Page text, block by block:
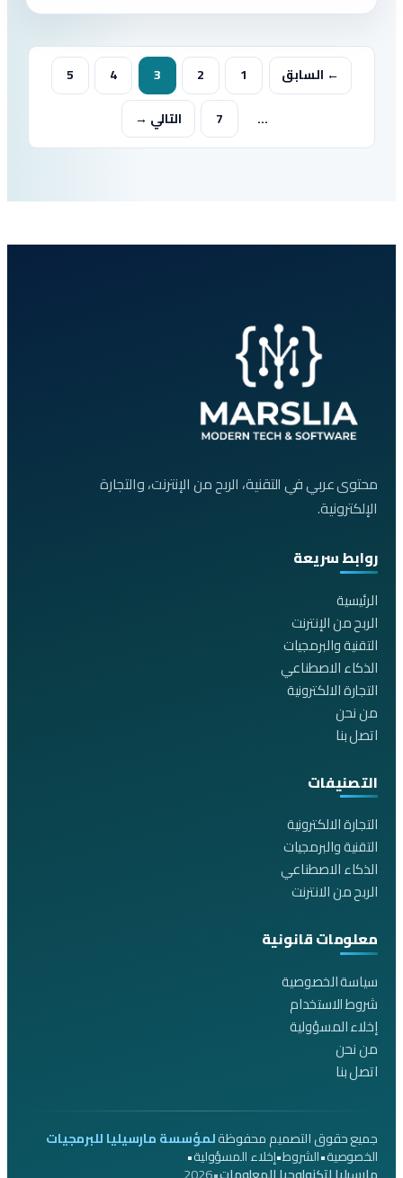
← السابق 1
2
3
4
5
…
7 التالي →
محتوى عربي في التقنية، الربح من الإنترنت، والتجارة
الإلكترونية.
روابط سريعة
الرئيسية
الربح من الإنترنت
التقنية والبرمجيات
الذكاء الاصطناعي
التجارة الالكترونية
من نحن
اتصل بنا
التصنيفات
التجارة الالكترونية
التقنية والبرمجيات
الذكاء الاصطناعي
الربح من الانترنت
معلومات قانونية
سياسة الخصوصية
شروط الاستخدام
إخلاء المسؤولية
من نحن
اتصل بنا
جميع حقوق التصميم محفوظةلمؤسسة مارسيليا للبرمجيات
الخصوصية•الشروط•إخلاء المسؤولية•